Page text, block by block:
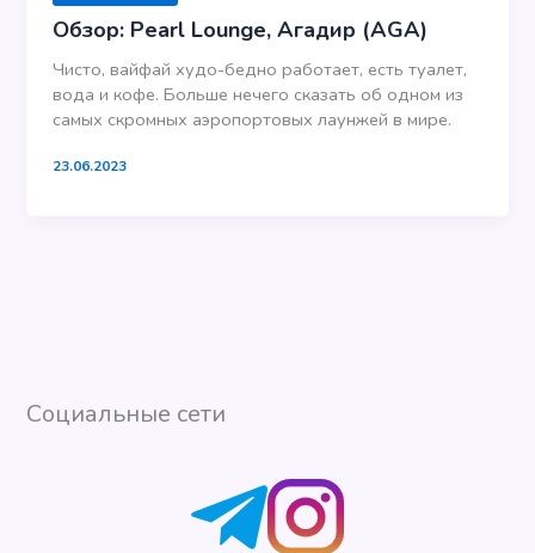
Обзор: Pearl Lounge, Агадир (AGA)
Чисто, вайфай худо-бедно работает, есть туалет,
вода и кофе. Больше нечего сказать об одном из
самых скромных аэропортовых лаунжей в мире.
23.06.2023
Социальные сети